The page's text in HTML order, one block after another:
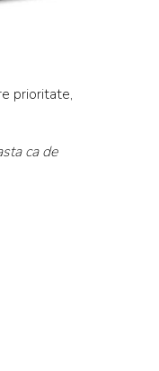
prioritate,
ca de